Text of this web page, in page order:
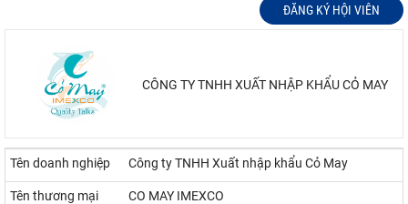
ĐĂNG KÝ HỘI VIÊN
CÔNG TY TNHH XUẤT NHẬP KHẨU CỎ MAY
Tên doanh nghiệp Công ty TNHH Xuất nhập khẩu Cỏ May
Tên thương mại CO MAY IMEXCO